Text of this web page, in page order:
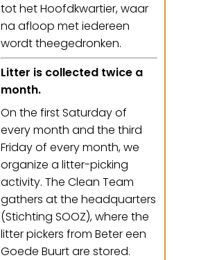
tot het Hoofdkwartier, waar
na afloop met iedereen
wordt theegedronken.
Litter is collected twice a
month.
On the first Saturday of
every month and the third
Friday of every month, we
organize a litter-picking
activity. The Clean Team
gathers at the headquarters
(Stichting SOOZ), where the
litter pickers from Beter een
Goede Buurt are stored.